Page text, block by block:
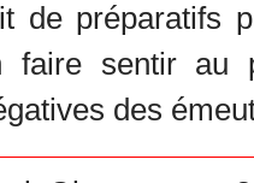
de préparatifs
faire sentir au
des